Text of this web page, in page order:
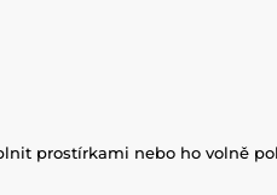
prostírkami nebo ho volně